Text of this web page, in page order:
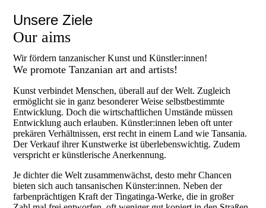
Unsere Ziele
Our aims
Wir fördern tanzanischer Kunst und Künstler:innen!
We promote Tanzanian art and artists!
Kunst verbindet Menschen, überall auf der Welt. Zugleich
ermöglicht sie in ganz besonderer Weise selbstbestimmte
Entwicklung. Doch die wirtschaftlichen Umstände müssen
Entwicklung auch erlauben. Künstler:innen leben oft unter
prekären Verhältnissen, erst recht in einem Land wie Tansania.
Der Verkauf ihrer Kunstwerke ist überlebenswichtig. Zudem
verspricht er künstlerische Anerkennung.
Je dichter die Welt zusammenwächst, desto mehr Chancen
bieten sich auch tansanischen Künster:innen. Neben der
farbenprächtigen Kraft der Tingatinga-Werke, die in großer